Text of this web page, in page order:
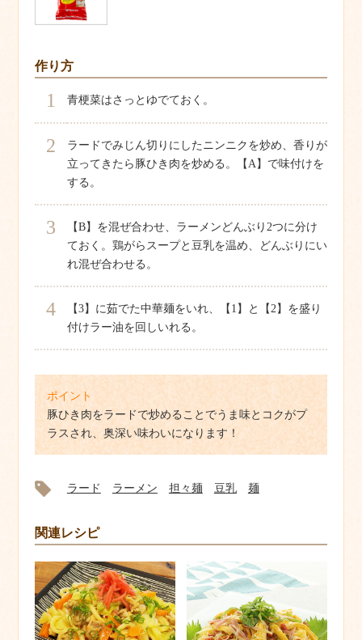
作り方
1 青梗菜はさっとゆでておく。
2
ラードでみじん切りにしたニンニクを炒め、香りが
立ってきたら豚ひき肉を炒める。【A】で味付けを
する。
3
【B】を混ぜ合わせ、ラーメンどんぶり2つに分け
ておく。鶏がらスープと豆乳を温め、どんぶりにい
れ混ぜ合わせる。
4
【3】に茹でた中華麺をいれ、【1】と【2】を盛り
付けラー油を回しいれる。
ポイント
豚ひき肉をラードで炒めることでうま味とコクがプ
ラスされ、奥深い味わいになります！
ラード ラーメン 担々麺 豆乳 麺
関連レシピ